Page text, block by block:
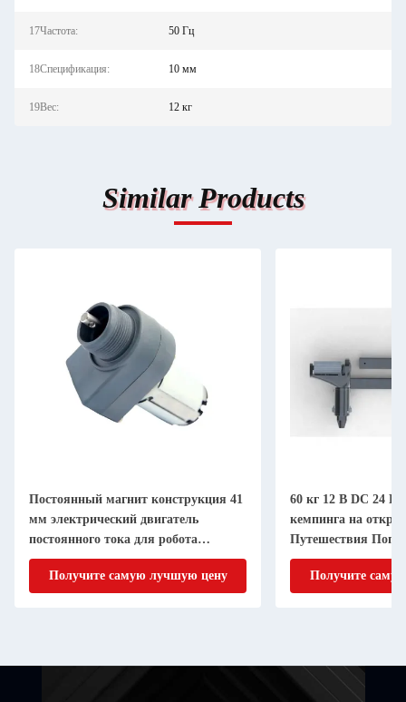
17Частота: 50 Гц
18Спецификация: 10 мм
19Вес: 12 кг
Similar Products
Постоянный магнит конструкция 41
мм электрический двигатель
постоянного тока для робота
бассейна
Получите самую лучшую цену
60 кг 12 В DC 24 В
кемпинга на
Путешествия
внедорожный
Получите